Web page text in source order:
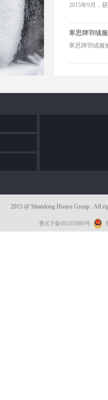
2015年9月，
寒思牌羽绒服
2015 @ Shandong Huayu Group . All
鲁ICP备08105889号